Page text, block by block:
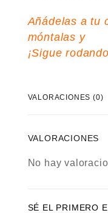
Añádelas a tu
móntalas y
¡Sigue
VALORACIONES (0)
VALORACIONES
No hay
SÉ EL PRIMERO